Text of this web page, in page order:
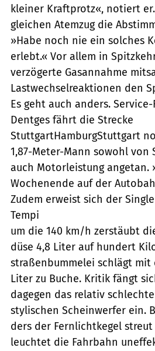
kleiner Kraftprotz«, notiert
gleichen Atemzug die
»Habe noch nie ein solches
erlebt.« Vor allem in
verzögerte Gasannahme
Lastwechselreaktionen den
Es geht auch anders.
Dentges fährt die Strecke
StuttgartHamburgStuttgart
1,87-Meter-Mann sowohl von
auch Motorleistung angetan.
Wochenende auf der
Zudem erweist sich der
Tempi
um die 140 km/h zerstäubt
düse 4,8 Liter auf hundert
straßenbummelei schlägt
Liter zu Buche. Kritik fängt
dagegen das relativ
stylischen Scheinwerfer ein.
ders der Fernlichtkegel
leuchtet die Fahrbahn